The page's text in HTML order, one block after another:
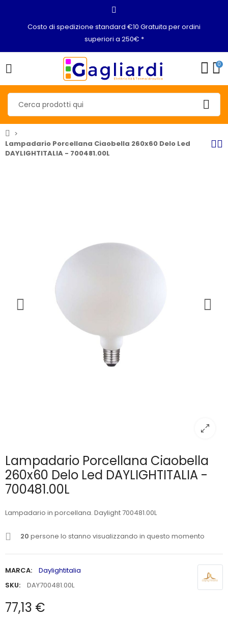
Costo di spedizione standard €10 Gratuita per ordini
superiori a 250€ *
0
Lampadario Porcellana Ciaobella 260x60 Delo Led
DAYLIGHTITALIA - 700481.00L
Lampadario Porcellana Ciaobella
260x60 Delo Led DAYLIGHTITALIA -
700481.00L
Lampadario in porcellana. Daylight 700481.00L
20 persone lo stanno visualizzando in questo momento
MARCA:
Daylightitalia
SKU:
DAY700481.00L
77,13 €